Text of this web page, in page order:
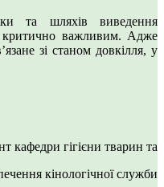
та шляхів виведення
критично важливим. Адже
зі станом довкілля, у
кафедри гігієни тварин та
кінологічної служби